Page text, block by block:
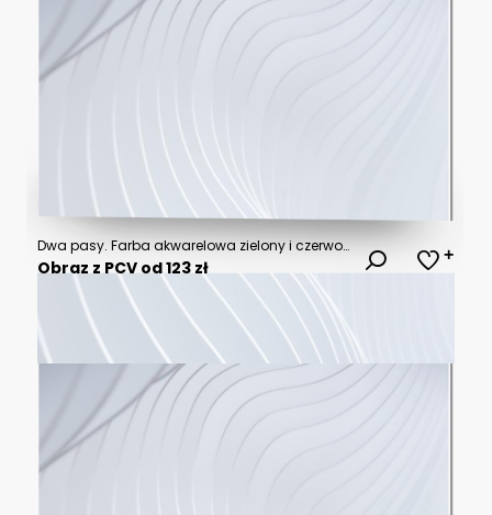
Dwa pasy. Farba akwarelowa zielony i czerwony. Świąteczne kolory. Transparentne tło.
Obraz z PCV od 123 zł